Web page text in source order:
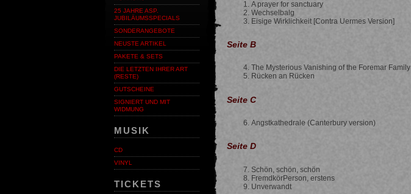
25 JAHRE ASP.
JUBILÄUMSSPECIALS
SONDERANGEBOTE
NEUSTE ARTIKEL
PAKETE & SETS
DIE LETZTEN IHRER ART
(RESTE)
GUTSCHEINE
SIGNIERT UND MIT
WIDMUNG
MUSIK
CD
VINYL
TICKETS
A prayer for sanctuary
Wechselbalg
Eisige Wirklichkeit [Contra Uermes Version]
Seite B
The Mysterious Vanishing of the Foremar Family
Rücken an Rücken
Seite C
Angstkathedrale (Canterbury version)
Seite D
Schön, schön, schön
FremdkörPerson, erstens
Unverwandt